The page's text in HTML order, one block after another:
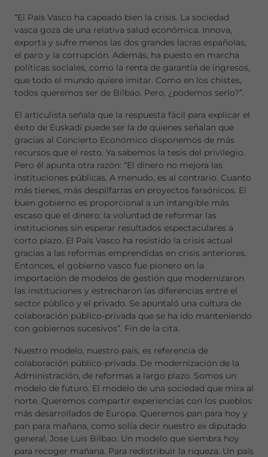
“El País Vasco ha capeado bien la crisis. La sociedad
vasca goza de una relativa salud económica. Innova,
exporta y sufre menos las dos grandes lacras españolas,
el paro y la corrupción. Además, ha puesto en marcha
políticas sociales, como la renta de garantía de ingresos,
que todo el mundo quiere imitar. Como en los chistes,
todos queremos ser de Bilbao. Pero, ¿podemos serlo?”.
El articulista señala que la respuesta fácil para explicar el
éxito de Euskadi puede ser la de quienes señalan que
gracias al Concierto Económico disponemos de más
recursos que el resto. Ya sabemos la tesis del privilegio.
Pero él apunta otra razón: “El dinero no mejora las
instituciones públicas. A menudo, es al contrario. Cuanto
más tienes, más despilfarras en proyectos faraónicos. El
buen gobierno es proporcional a un intangible más
escaso que el dinero: la voluntad de reformar las
instituciones sin esperar resultados espectaculares a
corto plazo. El País Vasco ha resistido la crisis actual
gracias a las reformas emprendidas en crisis anteriores.
Entonces, el gobierno vasco fue pionero en la
importación de modelos de gestión que modernizaron
las instituciones y estrecharon las diferencias entre el
sector público y el privado. Se apuntaló una cultura de
colaboración público-privada que se ha ido manteniendo
con gobiernos sucesivos”. Fin de la cita.
Nuestro modelo, nuestro país, es referencia de
colaboración público-privada. De modernización de la
Administración, de reformas a largo plazo. Somos un
modelo de futuro. El modelo de una sociedad que mira al
norte. Queremos compartir experiencias con los pueblos
más desarrollados de Europa. Queremos pan para hoy y
pan para mañana, como solía decir nuestro ex diputado
general, Jose Luis Bilbao. Un modelo que siembra hoy
para recoger mañana. Para redistribuir la riqueza. Un país